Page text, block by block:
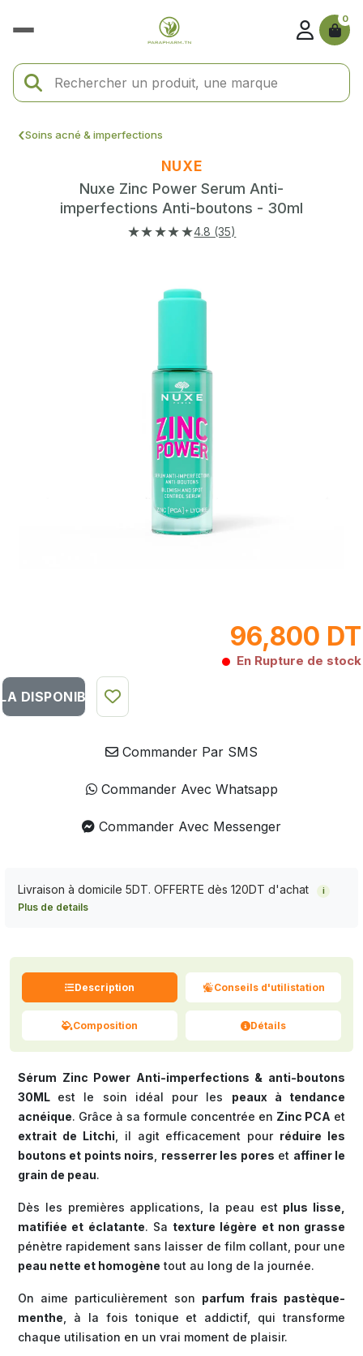
0
Soins acné & imperfections
NUXE
Nuxe Zinc Power Serum Anti-
imperfections Anti-boutons - 30ml
★★★★★4.8 (35)
96,800 DT
En Rupture de stock
DISPONIBILITÉ DU PRODUIT
Commander Par SMS
Commander Avec Whatsapp
Commander Avec Messenger
Livraison à domicile 5DT. OFFERTE dès 120DT d'achat i
Plus de details
Description Conseils d'utilistation
Composition Détails
Sérum Zinc Power Anti-imperfections & anti-boutons
30ML est le soin idéal pour les peaux à tendance
acnéique. Grâce à sa formule concentrée en Zinc PCA et
extrait de Litchi , il agit efficacement pour réduire les
boutons et points noirs
resserrer les pores et affiner le
grain de peau.
Dès les premières applications, la peau est plus lisse,
matifiée et éclatante. Sa texture légère et non grasse
pénètre rapidement sans laisser de film collant, pour une
peau nette et homogène tout au long de la journée.
On aime particulièrement son parfum frais pastèque-
menthe , à la fois tonique et addictif, qui transforme
chaque utilisation en un vrai moment de plaisir.